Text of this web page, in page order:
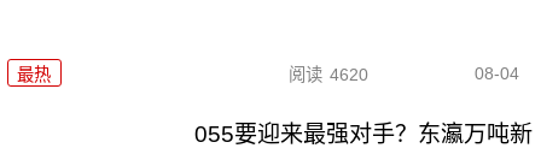
最热 阅读 4620 08-04
055要迎来最强对手？东瀛万吨新